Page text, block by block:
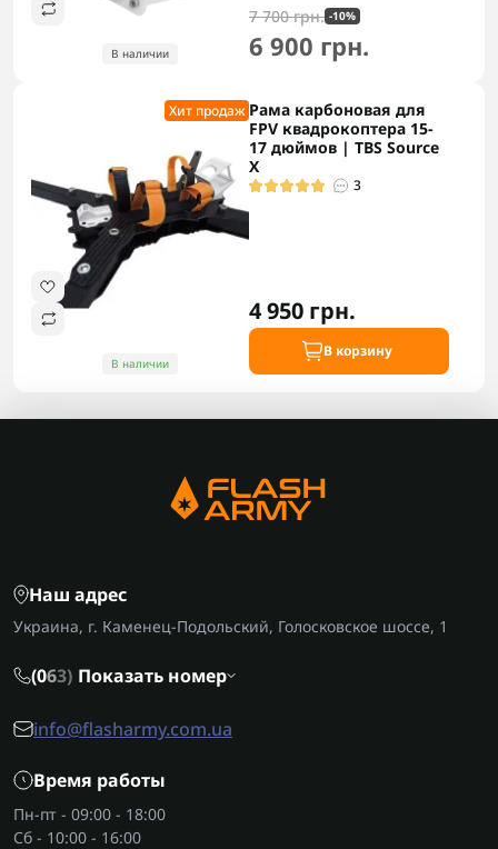
В наличии
7 700 грн. -10%
6 900 грн.
Хит продаж
В наличии
Рама карбоновая для
FPV квадрокоптера 15-
17 дюймов | TBS Source
X
3
4 950 грн.
В корзину
Наш адрес
Украина, г. Каменец-Подольский, Голосковское шоссе, 1
(063) Показать номер
info@flasharmy.com.ua
Время работы
Пн-пт - 09:00 - 18:00
Сб - 10:00 - 16:00